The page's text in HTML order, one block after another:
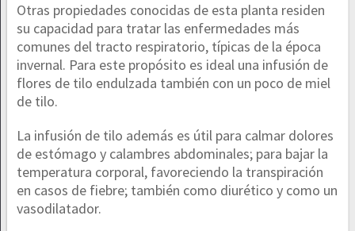
Otras propiedades conocidas de esta planta residen
su capacidad para tratar las enfermedades más
comunes del tracto respiratorio, típicas de la época
invernal. Para este propósito es ideal una infusión de
flores de tilo endulzada también con un poco de miel
de tilo.
La infusión de tilo además es útil para calmar dolores
de estómago y calambres abdominales; para bajar la
temperatura corporal, favoreciendo la transpiración
en casos de fiebre; también como diurético y como un
vasodilatador.